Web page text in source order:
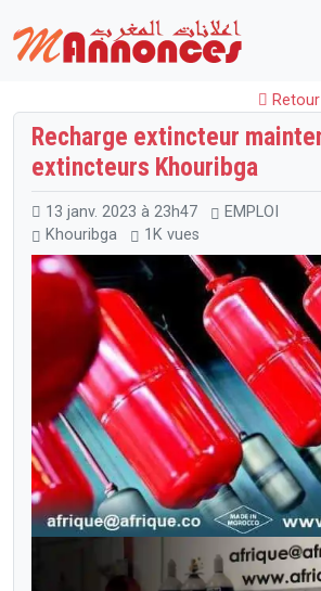
Maroc EMPLOI
Services
Recharge extincteur maintenance
Recharge extincteur
extincteurs Khouribga
13 janv. 2023 à 23h47
EMPLOI
Khouribga
1K vues